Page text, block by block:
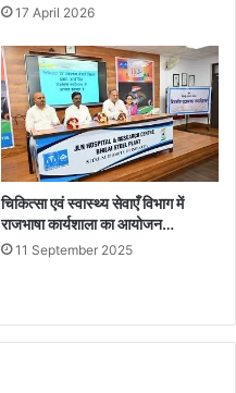
17 April 2026
चिकित्सा एवं स्वास्थ्य सेवाएँ विभाग में
राजभाषा कार्यशाला का आयोजन…
11 September 2025